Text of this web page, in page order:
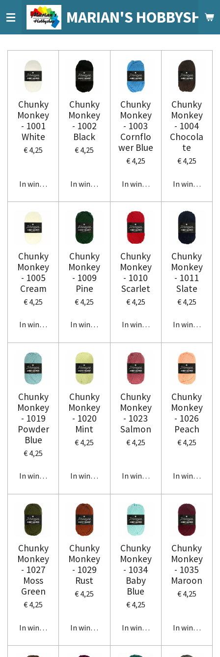
direct
naar
MARIAN'S
Chunky
Monkey
- 1001
White
€ 4,25
In winkelwagen
Chunky
Monkey
- 1002
Black
€ 4,25
In winkelwagen
Chunky
Monkey
- 1003
Cornflo
wer Blue
€ 4,25
In winkelwagen
Chunky
Monkey
- 1004
Chocola
te
€ 4,25
In
Chunky
Monkey
- 1005
Cream
€ 4,25
In winkelwagen
Chunky
Monkey
- 1009
Pine
€ 4,25
In winkelwagen
Chunky
Monkey
- 1010
Scarlet
€ 4,25
In winkelwagen
Chunky
Monkey
- 1011
Slate
€ 4,25
In
Chunky
Monkey
- 1019
Powder
Blue
€ 4,25
In winkelwagen
Chunky
Monkey
- 1020
Mint
€ 4,25
In winkelwagen
Chunky
Monkey
- 1023
Salmon
€ 4,25
In winkelwagen
Chunky
Monkey
- 1026
Peach
€ 4,25
In
Chunky
Monkey
- 1027
Moss
Green
€ 4,25
In winkelwagen
Chunky
Monkey
- 1029
Rust
€ 4,25
In winkelwagen
Chunky
Monkey
- 1034
Baby
Blue
€ 4,25
In winkelwagen
Chunky
Monkey
- 1035
Maroon
€ 4,25
In